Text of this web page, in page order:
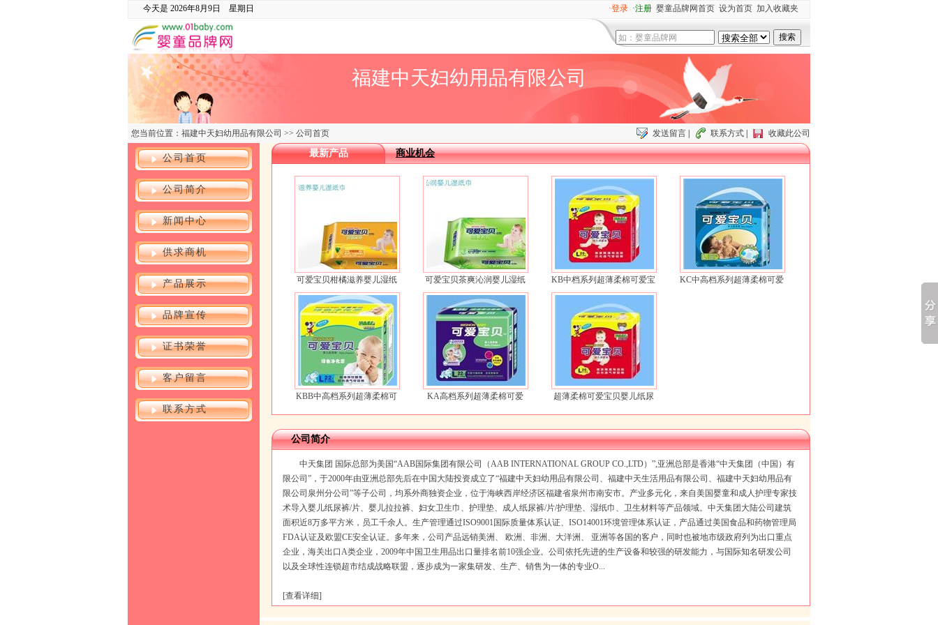
今天是 2026年8月9日 星期日 ·登录 ·注册 婴童品牌网首页 设为首页 加入收藏夹
福建中天妇幼用品有限公司
您当前位置： 福建中天妇幼用品有限公司 >> 公司首页 发送留言 联系方式 收藏此公司
公司首页
公司简介
新闻中心
供求商机
产品展示
品牌宣传
证书荣誉
客户留言
联系方式
商业机会
最新产品
可爱宝贝柑橘滋养婴儿湿纸
巾
可爱宝贝茶爽沁润婴儿湿纸
巾
KB中档系列超薄柔棉可爱宝
贝婴儿纸尿裤
KC中高档系列超薄柔棉可爱
KBB中高档系列超薄柔棉可
KA高档系列超薄柔棉可爱
超薄柔棉可爱宝贝婴儿纸尿
公司简介
中天集团 国际总部为美国“AAB国际集团有限公司（AAB INTERNATIONAL GROUP CO.,LTD）”,亚洲总部是香港“中天集团（中国）有
限公司”，于2000年由亚洲总部先后在中国大陆投资成立了“福建中天妇幼用品有限公司、福建中天生活用品有限公司、福建中天妇幼用品有
限公司泉州分公司”等子公司，均系外商独资企业，位于海峡西岸经济区福建省泉州市南安市。产业多元化，来自美国婴童和成人护理专家技
术导入婴儿纸尿裤/片、婴儿拉拉裤、妇女卫生巾、护理垫、成人纸尿裤/片/护理垫、湿纸巾、卫生材料等产品领域。中天集团大陆公司建筑
面积近8万多平方米，员工千余人。生产管理通过ISO9001国际质量体系认证、ISO14001环境管理体系认证，产品通过美国食品和药物管理局
FDA认证及欧盟CE安全认证。多年来，公司产品远销美洲、 欧洲、非洲、大洋洲、 亚洲等各国的客户，同时也被地市级政府列为出口重点
企业，海关出口A类企业，2009年中国卫生用品出口量排名前10强企业。公司依托先进的生产设备和较强的研发能力，与国际知名研发公司
以及全球性连锁超市结成战略联盟，逐步成为一家集研发、生产、销售为一体的专业O...
[查看详细]